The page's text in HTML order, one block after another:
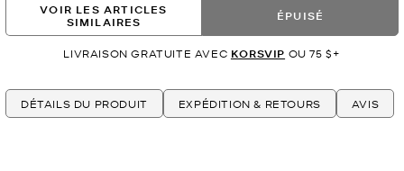
VOIR LES ARTICLES
SIMILAIRES
ÉPUISÉ
LIVRAISON GRATUITE AVEC KORSVIP OU 75 $+
DÉTAILS DU PRODUIT EXPÉDITION & RETOURS AVIS